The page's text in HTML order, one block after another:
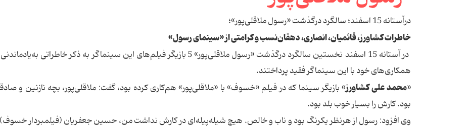
درآستانه 15 اسفند؛ سالگرد درگذشت «رسول ملاقلی‌پور»؛
خاطرات كشاورز، قائمیان، انصاری، دهقان‌نسب و كرامتی از «سینمای رسول»
در آستانه 15 اسفند نخستین سالگرد درگذشت «رسول ملاقلی‌پور» 5 بازیگر فیلم‌های این سینماگر به ذكر خاطراتی
همكاری‌های خود با این سینماگر فقید پرداختند.
«محمد علی كشاورز» بازیگر سینما كه در فیلم «خسوف» با «ملاقلی‌پور» هم‌كاری كرده بود، گفت: ملاقلی‌پور، بچه نازنین و
بود. كارش را بسیار خوب بلد بود.
وی افزود: رسول از هرنظر یكرنگ بود و ناب و خالص. هیچ شیله‌پیله‌ای در كارش نداشت من، حسین جعفریان (فیلمبردار